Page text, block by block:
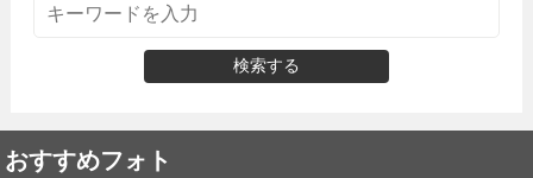
検索する
おすすめフォト